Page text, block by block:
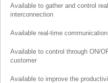
Available to gather and control
interconnection
Available real-time
Available to control through ON/
customer
Available to improve the